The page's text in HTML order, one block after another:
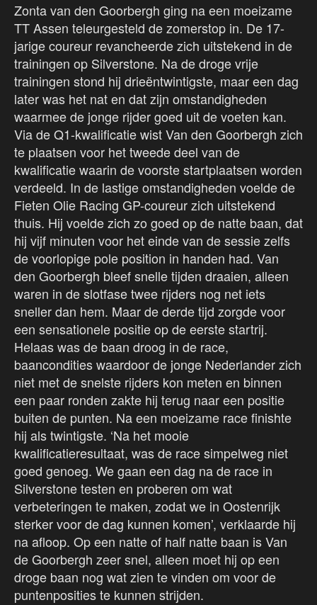
Zonta van den Goorbergh ging na een moeizame
TT Assen teleurgesteld de zomerstop in. De 17-
jarige coureur revancheerde zich uitstekend in de
trainingen op Silverstone. Na de droge vrije
trainingen stond hij drieëntwintigste, maar een dag
later was het nat en dat zijn omstandigheden
waarmee de jonge rijder goed uit de voeten kan.
Via de Q1-kwalificatie wist Van den Goorbergh zich
te plaatsen voor het tweede deel van de
kwalificatie waarin de voorste startplaatsen worden
verdeeld. In de lastige omstandigheden voelde de
Fieten Olie Racing GP-coureur zich uitstekend
thuis. Hij voelde zich zo goed op de natte baan, dat
hij vijf minuten voor het einde van de sessie zelfs
de voorlopige pole position in handen had. Van
den Goorbergh bleef snelle tijden draaien, alleen
waren in de slotfase twee rijders nog net iets
sneller dan hem. Maar de derde tijd zorgde voor
een sensationele positie op de eerste startrij.
Helaas was de baan droog in de race,
baancondities waardoor de jonge Nederlander zich
niet met de snelste rijders kon meten en binnen
een paar ronden zakte hij terug naar een positie
buiten de punten. Na een moeizame race finishte
hij als twintigste. ‘Na het mooie
kwalificatieresultaat, was de race simpelweg niet
goed genoeg. We gaan een dag na de race in
Silverstone testen en proberen om wat
verbeteringen te maken, zodat we in Oostenrijk
sterker voor de dag kunnen komen’, verklaarde hij
na afloop. Op een natte of half natte baan is Van
de Goorbergh zeer snel, alleen moet hij op een
droge baan nog wat zien te vinden om voor de
puntenposities te kunnen strijden.